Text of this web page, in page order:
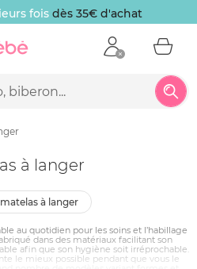
fois dès 35€ d'achat
à langer
matelas à langer
au quotidien pour les soins et l’habillage
dans des matériaux facilitant son
afin que son hygiène soit irréprochable.
le mieux possible pendant que vous le